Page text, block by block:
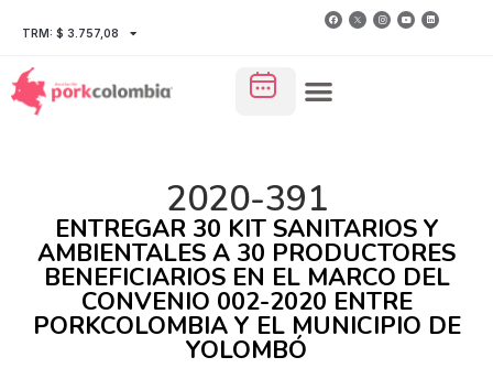
TRM: $ 3.757,08
2020-391
ENTREGAR 30 KIT SANITARIOS Y
AMBIENTALES A 30 PRODUCTORES
BENEFICIARIOS EN EL MARCO DEL
CONVENIO 002-2020 ENTRE
PORKCOLOMBIA Y EL MUNICIPIO DE
YOLOMBÓ